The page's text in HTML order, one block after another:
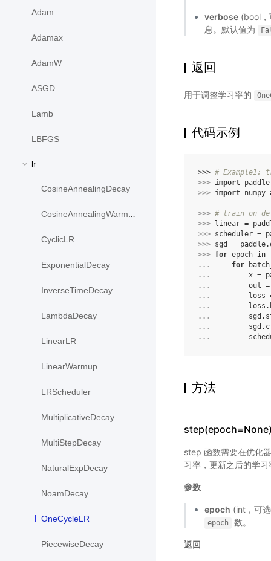
Adam
Adamax
AdamW
ASGD
Lamb
LBFGS
lr
CosineAnnealingDecay
CosineAnnealingWarmRestarts
CyclicLR
ExponentialDecay
InverseTimeDecay
LambdaDecay
LinearLR
LinearWarmup
LRScheduler
MultiplicativeDecay
MultiStepDecay
NaturalExpDecay
NoamDecay
OneCycleLR
PiecewiseDecay
verbose (bool
息。默认值为
返回
用于调整学习率的
代码示例
>>> # Example1:
>>> import paddle
>>> import numpy
>>> # train on
>>>
linear =
>>> scheduler =
>>> sgd = paddle.
>>> for epoch in
...
for
...
x =
...
out =
...
loss
...
loss .
...
sgd .
...
sgd .
...
方法
step 函数需要在优化
习率，更新之后的学
参数
epoch (int，可
epoch 数。
返回